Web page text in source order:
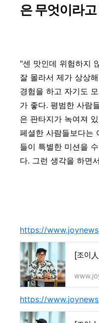
은 무엇이라
"센 맛인데 위험하지
잘 몰라서 제가 상상
경험을 하고 자기도
가 좋다. 평범한 사람
은 판타지가 녹여져
페셜한 사람들보다는
들이 특별한 미션을
다. 그런 생각을 하면
https://
https://